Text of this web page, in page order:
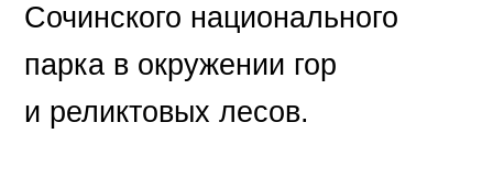
Сочинского национального
парка в окружении гор
и реликтовых лесов.